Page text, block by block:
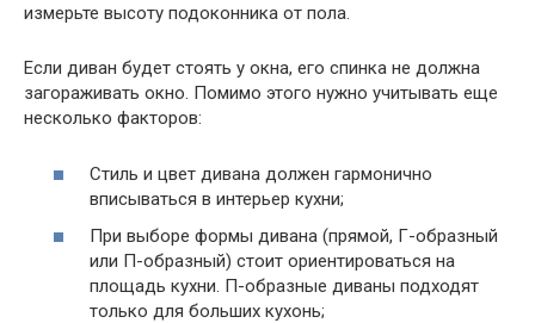
измерьте высоту подоконника от пола.
Если диван будет стоять у окна, его спинка не должна
загораживать окно. Помимо этого нужно учитывать еще
несколько факторов:
Стиль и цвет дивана должен гармонично
вписываться в интерьер кухни;
При выборе формы дивана (прямой, Г-образный
или П-образный) стоит ориентироваться на
площадь кухни. П-образные диваны подходят
только для больших кухонь;